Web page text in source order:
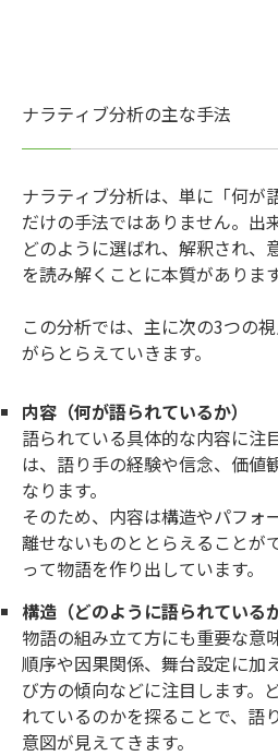
ナラティブ分析の主な手法
ナラティブ分析は、単に「何が
だけの手法ではありません。出
どのように選ばれ、解釈され、
を読み解くことに本質があります
この分析では、主に次の3つの
がらとらえていきます。
内容（何が語られているか）
語られている具体的な内容に注
は、語り手の経験や信念、価値
なります。
そのため、内容は構造やパフォ
離せないものととらえることが
って物語を作り出しています。
構造（どのように語られているか
物語の組み立て方にも重要な意
順序や因果関係、舞台設定に加
び方の傾向などに注目します。
れているのかを探ることで、語
意図が見えてきます。